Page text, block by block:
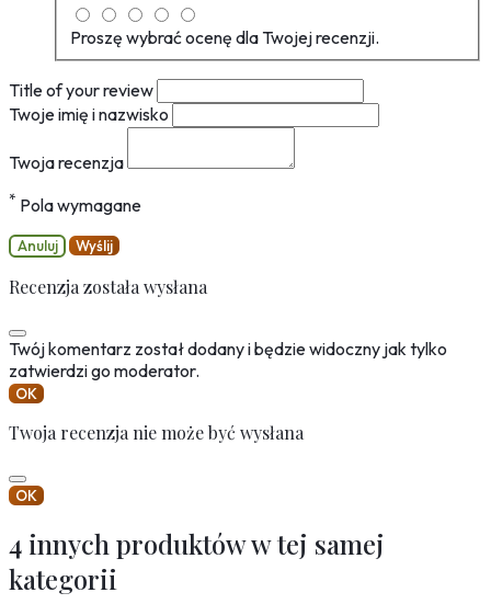
Proszę wybrać ocenę dla Twojej recenzji.
Title of your review
Twoje imię i nazwisko
Twoja recenzja
* Pola wymagane
Anuluj Wyślij
Recenzja została wysłana
Twój komentarz został dodany i będzie widoczny jak tylko
zatwierdzi go moderator.
OK
Twoja recenzja nie może być wysłana
OK
4 innych produktów w tej samej
kategorii